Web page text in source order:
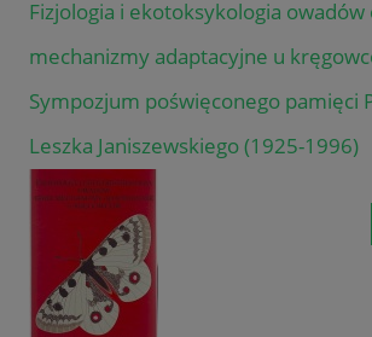
Fizjologia i ekotoksykologia owadów
mechanizmy adaptacyjne u
Sympozjum poświęconego pamięci
Leszka Janiszewskiego (1925-1996)